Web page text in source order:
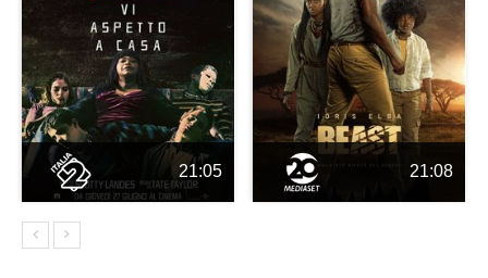
21:05 21:08